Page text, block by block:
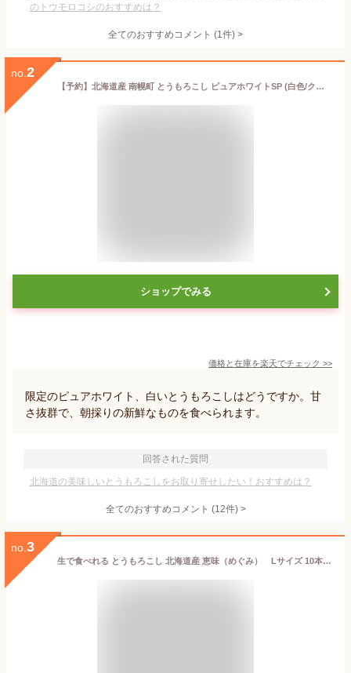
のトウモロコシのおすすめは？
全てのおすすめコメント (1件) >
no. 2
【予約】北海道産 南幌町 とうもろこし ピュアホワイトSP (白色/クール冷蔵便) 南幌町明るい農村ネットワーク 朝採り トウモロコシ スイートコーン とうきび 残暑見舞い ギフト 贈り物 お祝い プレゼント 北海道 野菜 グルメ 産地直送 送料無料 お取り寄せ
ショップでみる
価格と在庫を楽天でチェック >>
限定のピュアホワイト、白いとうもろこしはどうですか。甘
さ抜群で、朝採りの新鮮なものを食べられます。
回答された質問
北海道の美味しいとうもろこしをお取り寄せしたい！おすすめは？
全てのおすすめコメント (12件) >
no. 3
生で食べれる とうもろこし 北海道産 恵味（めぐみ） Lサイズ 10本入り 産地 美瑛・富良野・深川（産地は選べません。）